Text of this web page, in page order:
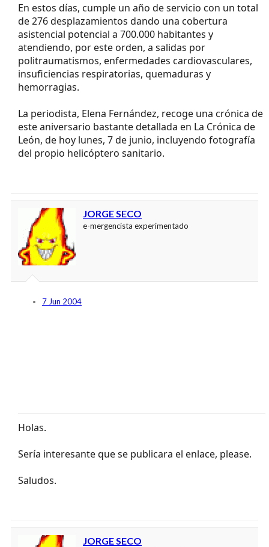
En estos días, cumple un año de servicio con un total
de 276 desplazamientos dando una cobertura
asistencial potencial a 700.000 habitantes y
atendiendo, por este orden, a salidas por
politraumatismos, enfermedades cardiovasculares,
insuficiencias respiratorias, quemaduras y
hemorragias.
La periodista, Elena Fernández, recoge una crónica de
este aniversario bastante detallada en La Crónica de
León, de hoy lunes, 7 de junio, incluyendo fotografía
del propio helicóptero sanitario.
JORGE SECO
e-mergencista experimentado
7 Jun 2004
Holas.
Sería interesante que se publicara el enlace, please.
Saludos.
JORGE SECO